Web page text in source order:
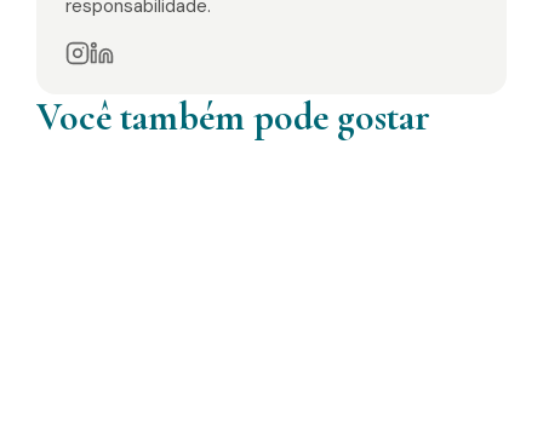
responsabilidade.
Você também pode gostar